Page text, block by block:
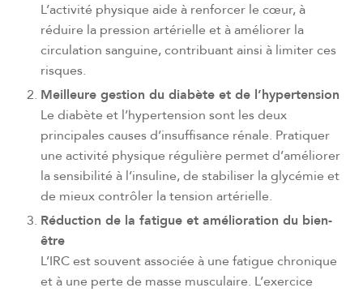
L’activité physique aide à renforcer le cœur, à
réduire la pression artérielle et à améliorer la
circulation sanguine, contribuant ainsi à limiter ces
risques.
Meilleure gestion du diabète et de l’hypertension
Le diabète et l’hypertension sont les deux
principales causes d’insuffisance rénale. Pratiquer
une activité physique régulière permet d’améliorer
la sensibilité à l’insuline, de stabiliser la glycémie et
de mieux contrôler la tension artérielle.
Réduction de la fatigue et amélioration du bien-
être
L’IRC est souvent associée à une fatigue chronique
et à une perte de masse musculaire. L’exercice